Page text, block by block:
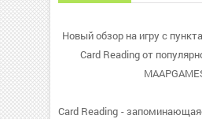
Новый обзор на игру с
Card Reading от
Card Reading -